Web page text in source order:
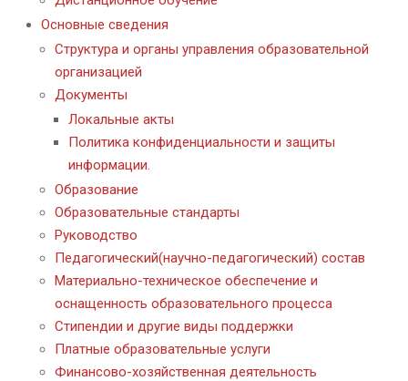
Основные сведения
Структура и органы управления образовательной
организацией
Документы
Локальные акты
Политика конфиденциальности и защиты
информации.
Образование
Образовательные стандарты
Руководство
Педагогический(научно-педагогический) состав
Материально-техническое обеспечение и
оснащенность образовательного процесса
Стипендии и другие виды поддержки
Платные образовательные услуги
Финансово-хозяйственная деятельность